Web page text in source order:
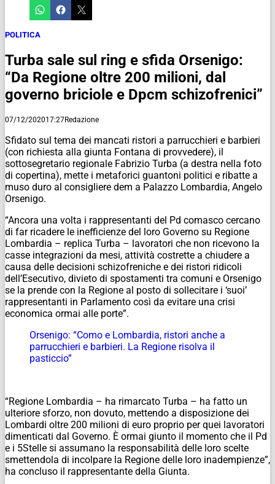
POLITICA
Turba sale sul ring e sfida Orsenigo:
“Da Regione oltre 200 milioni, dal
governo briciole e Dpcm schizofrenici”
07/12/202017:27Redazione
Sfidato sul tema dei mancati ristori a parrucchieri e barbieri
(con richiesta alla giunta Fontana di provvedere), il
sottosegretario regionale Fabrizio Turba (a destra nella foto
di copertina), mette i metaforici guantoni politici e ribatte a
muso duro al consigliere dem a Palazzo Lombardia, Angelo
Orsenigo.
“Ancora una volta i rappresentanti del Pd comasco cercano
di far ricadere le inefficienze del loro Governo su Regione
Lombardia – replica Turba – lavoratori che non ricevono la
casse integrazioni da mesi, attività costrette a chiudere a
causa delle decisioni schizofreniche e dei ristori ridicoli
dell’Esecutivo, divieto di spostamenti tra comuni e Orsenigo
se la prende con la Regione al posto di sollecitare i ‘suoi’
rappresentanti in Parlamento così da evitare una crisi
economica ormai alle porte”.
Orsenigo: “Como e Lombardia, ristori anche a
parrucchieri e barbieri. La Regione risolva il
pasticcio”
“Regione Lombardia – ha rimarcato Turba – ha fatto un
ulteriore sforzo, non dovuto, mettendo a disposizione dei
Lombardi oltre 200 milioni di euro proprio per quei lavoratori
dimenticati dal Governo. È ormai giunto il momento che il Pd
e i 5Stelle si assumano la responsabilità delle loro scelte
smettendola di incolpare la Regione delle loro inadempienze”,
ha concluso il rappresentante della Giunta.